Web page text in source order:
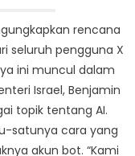
rencana
seluruh pengguna X
ini muncul dalam
Israel, Benjamin
topik tentang AI.
satunya cara yang
akun bot. “Kami